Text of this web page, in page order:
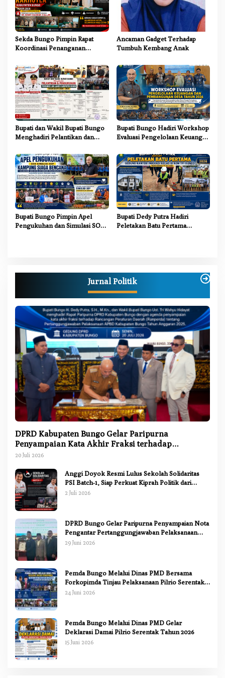
o
s
Sekda Bungo Pimpin Rapat
Koordinasi Penanganan
Sinergi Lintas Sektor
Ancaman Gadget Terhadap
Tumbuh Kembang Anak
Bupati dan Wakil Bupati Bungo
Menghadiri Pelantikan dan
Jambi Kabupaten Bungo
Bupati Bungo Hadiri Workshop
Evaluasi Pengelolaan Keuangan
2026
Bupati Bungo Pimpin Apel
Pengukuhan dan Simulasi SOP
Bupati Dedy Putra Hadiri
Peletakan Batu Pertama
Jurnal Politik
DPRD Kabupaten Bungo Gelar Paripurna
Penyampaian Kata Akhir Fraksi terhadap
Ranperda Pertanggungjawaban APBD 2025
20 Juli 2026
Anggi Doyok Resmi Lulus Sekolah Solidaritas
PSI Batch-1, Siap Perkuat Kiprah Politik dari
Daerah
2 Juli 2026
DPRD Bungo Gelar Paripurna Penyampaian Nota
Pengantar Pertanggungjawaban Pelaksanaan
APBD 2025
29 Juni 2026
Pemda Bungo Melalui Dinas PMD Bersama
Forkopimda Tinjau Pelaksanaan Pilrio Serentak
2026
24 Juni 2026
Pemda Bungo Melalui Dinas PMD Gelar
Deklarasi Damai Pilrio Serentak Tahun 2026
15 Juni 2026